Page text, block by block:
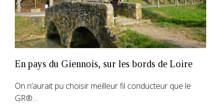
En pays du Giennois, sur les bords de Loire
On n’aurait pu choisir meilleur fil conducteur que le
GR®…